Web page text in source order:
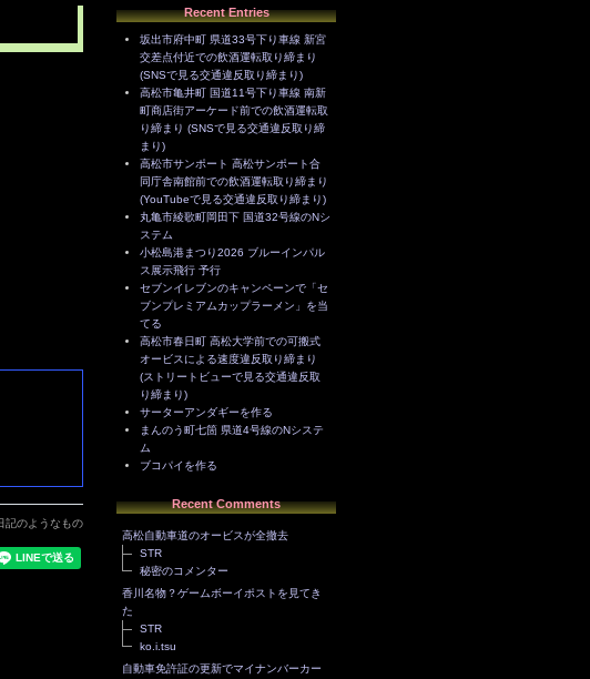
記のようなもの
Recent Entries
坂出市府中町 県道33号下り車線 新宮
交差点付近での飲酒運転取り締まり
(SNSで見る交通違反取り締まり)
高松市亀井町 国道11号下り車線 南新
町商店街アーケード前での飲酒運転取
り締まり (SNSで見る交通違反取り締
まり)
高松市サンポート 高松サンポート合
同庁舎南館前での飲酒運転取り締まり
(YouTubeで見る交通違反取り締まり)
丸亀市綾歌町岡田下 国道32号線のNシ
ステム
小松島港まつり2026 ブルーインパル
ス展示飛行 予行
セブンイレブンのキャンペーンで「セ
ブンプレミアムカップラーメン」を当
てる
高松市春日町 高松大学前での可搬式
オービスによる速度違反取り締まり
(ストリートビューで見る交通違反取
り締まり)
サーターアンダギーを作る
まんのう町七箇 県道4号線のNシステ
ム
ブコパイを作る
Recent Comments
高松自動車道のオービスが全撤去
STR
秘密のコメンター
香川名物？ゲームボーイポストを見てき
た
STR
ko.i.tsu
自動車免許証の更新でマイナンバーカー